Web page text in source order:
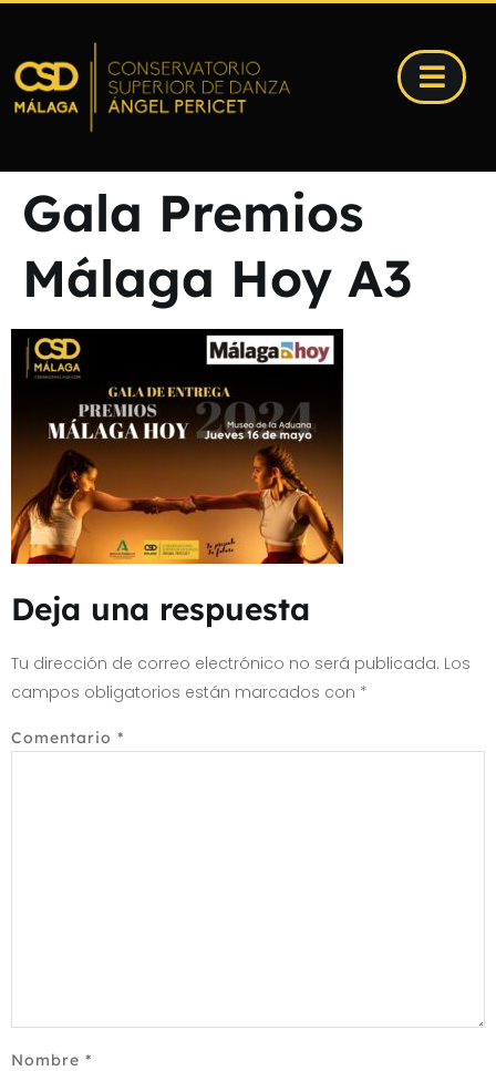
Gala Premios
Málaga Hoy A3
Deja una respuesta
Tu dirección de correo electrónico no será publicada. Los
campos obligatorios están marcados con *
Comentario *
Nombre *